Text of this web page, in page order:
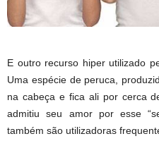
E outro recurso hiper utilizado
Uma espécie de peruca,
na cabeça e fica ali por cerca
admitiu seu amor por esse
também são utilizadoras